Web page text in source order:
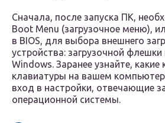
Сначала, после запуска ПК,
Boot Menu (загрузочное меню),
в BIOS, для выбора внешнего
устройства: загрузочной флешки
Windows. Заранее узнайте, какие
клавиатуры на вашем
вход в настройки, отвечающие за
операционной системы.